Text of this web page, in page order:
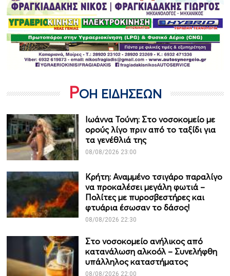
ΡΟΗ ΕΙΔΗΣΕΩΝ
Ιωάννα Τούνη: Στο νοσοκομείο με
ορούς λίγο πριν από το ταξίδι για
τα γενέθλιά της
08/08/2026 23:00
Κρήτη: Αναμμένο τσιγάρο παραλίγο
να προκαλέσει μεγάλη φωτιά –
Πολίτες με πυροσβεστήρες και
φτυάρια έσωσαν το δάσος!
08/08/2026 22:30
Στο νοσοκομείο ανήλικος από
κατανάλωση αλκοόλ – Συνελήφθη
υπάλληλος καταστήματος
08/08/2026 22:00